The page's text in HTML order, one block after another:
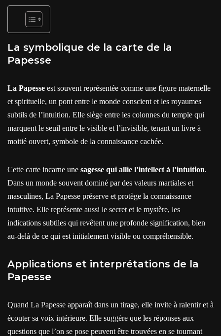
La symbolique de la carte de la
Papesse
La Papesse est souvent représentée comme une figure maternelle
et spirituelle, un pont entre le monde conscient et les royaumes
subtils de l’intuition. Elle siège entre les colonnes du temple qui
marquent le seuil entre le visible et l’invisible, tenant un livre à
moitié ouvert, symbole de la connaissance cachée.
Cette carte incarne une sagesse qui allie l’intellect à l’intuition.
Dans un monde souvent dominé par des valeurs martiales et
masculines, La Papesse préserve et protège la connaissance
intuitive. Elle représente aussi le secret et le mystère, les
indications subtiles qui revêtent une profonde signification, bien
au-delà de ce qui est initialement visible ou compréhensible.
Applications et interprétations de la
Papesse
Quand La Papesse apparaît dans un tirage, elle invite à ralentir et à
écouter sa voix intérieure. Elle suggère que les réponses aux
questions que l’on se pose peuvent être trouvées en se tournant